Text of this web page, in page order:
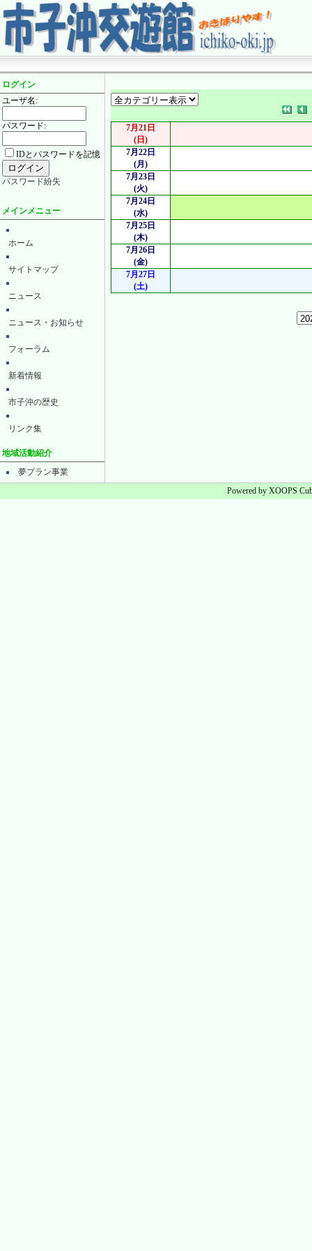
ログイン
ユーザ名:
パスワード:
IDとパスワードを記憶
パスワード紛失
メインメニュー
ホーム
サイトマップ
ニュース
ニュース・お知らせ
フォーラム
新着情報
市子沖の歴史
リンク集
地域活動紹介
夢プラン事業
7月21日
(日)
7月22日
(月)
7月23日
(火)
7月24日
(水)
7月25日
(木)
7月26日
(金)
7月27日
(土)
Powered by XOOPS